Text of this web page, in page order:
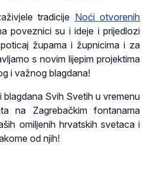
tradicije Noći otvorenih
poveznici su i ideje i prijedlozi
župama i župnicima i za
s novim lijepim projektima
i važnog blagdana!
blagdana Svih Svetih u vremenu
na Zagrebačkim fontanama
omiljenih hrvatskih svetaca i
od njih!